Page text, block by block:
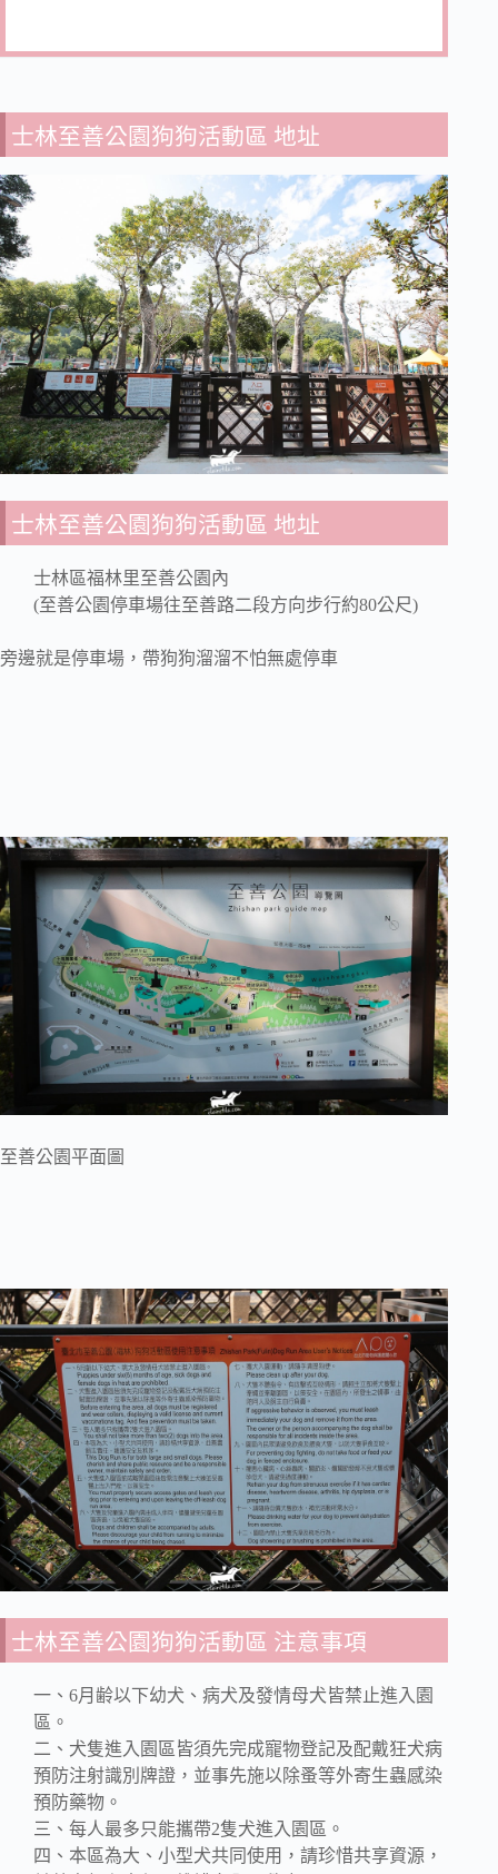
士林至善公園狗狗活動區 地址
士林至善公園狗狗活動區 地址
士林區福林里至善公園內
(至善公園停車場往至善路二段方向步行約80公尺)
旁邊就是停車場，帶狗狗溜溜不怕無處停車
至善公園平面圖
士林至善公園狗狗活動區 注意事項
一、6月齢以下幼犬、病犬及發情母犬皆禁止進入園
區。
二、犬隻進入園區皆須先完成寵物登記及配戴狂犬病
預防注射識別牌證，並事先施以除蚤等外寄生蟲感染
預防藥物。
三、每人最多只能攜帶2隻犬進入園區。
四、本區為大、小型犬共同使用，請珍惜共享資源，